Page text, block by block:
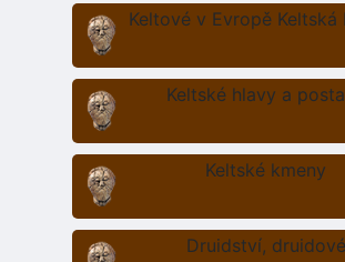
Keltové v Evropě Keltská
Keltské hlavy a
Keltské kmeny
Druidství, druidové